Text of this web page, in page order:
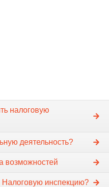
налоговую
деятельность?
возможностей
Налоговую инспекцию?